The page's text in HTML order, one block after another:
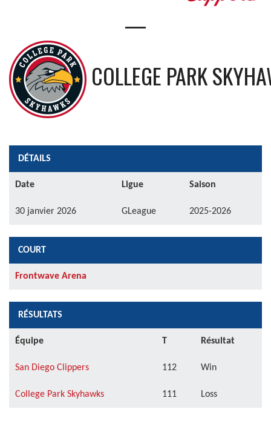
—
COLLEGE PARK
DÉTAILS
Date Ligue Saison
30 janvier 2026 GLeague 2025-2026
COURT
Frontwave Arena
RÉSULTATS
Équipe T Résultat
San Diego Clippers 112 Win
College Park Skyhawks 111 Loss